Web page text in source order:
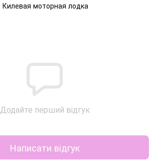
Килевая моторная лодка
Додайте перший відгук
Написати відгук